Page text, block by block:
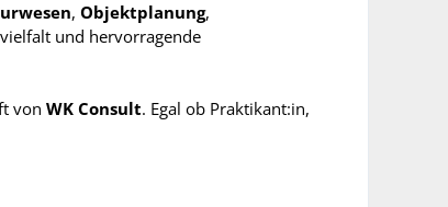
, Objektplanung,
und hervorragende
von WK Consult. Egal ob Praktikant:in,